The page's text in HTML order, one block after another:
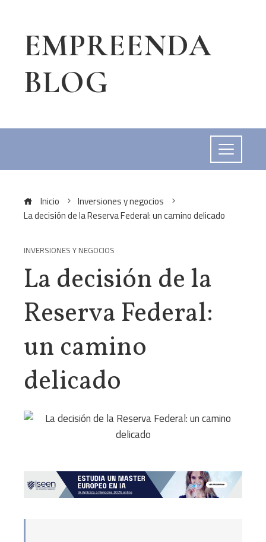
EMPREENDA
BLOG
Inicio
Inversiones y negocios
La decisión de la Reserva Federal: un camino delicado
INVERSIONES Y NEGOCIOS
La decisión de la
Reserva Federal:
un camino
delicado